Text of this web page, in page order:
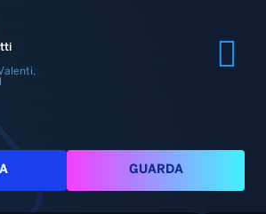
GUARDA